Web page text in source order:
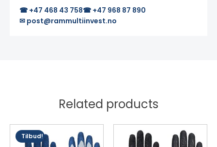
☎ +47 468 43 758☎ +47 968 87 890
✉ post@rammultiinvest.no
Related products
Tilbud!
Dette
produktet
produktet